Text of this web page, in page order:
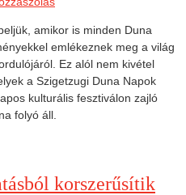
amikor is minden Duna
emlékeznek meg a világ
Ez alól nem kivétel
a Szigetzugi Duna Napok
kulturális fesztiválon zajló
folyó áll.
korszerűsítik